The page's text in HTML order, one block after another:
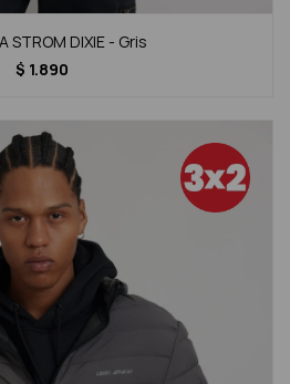
STROM DIXIE - Gris
$ 1.890